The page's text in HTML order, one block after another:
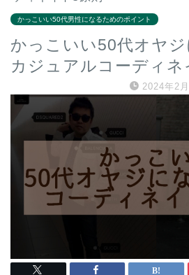
かっこいい50代男性になるためのポイント
かっこいい50代オヤ
カジュアルコーディネ
2024年2